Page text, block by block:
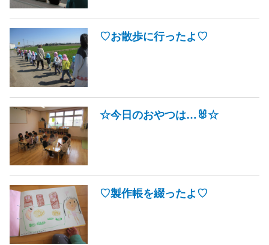
♡お散歩に行ったよ♡
☆今日のおやつは…🐰☆
♡製作帳を綴ったよ♡